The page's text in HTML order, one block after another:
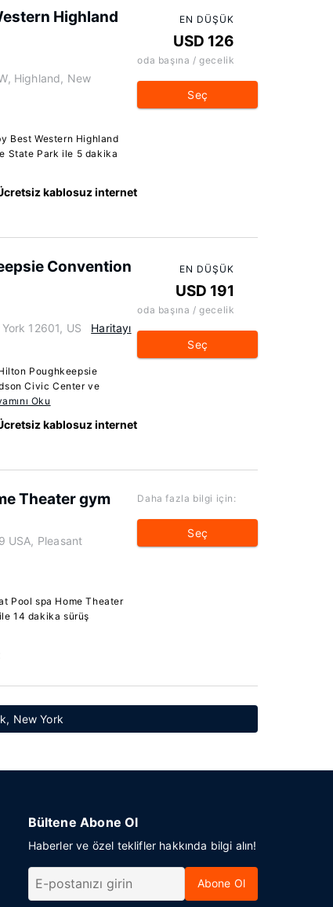
Highland
Highland, New
Best Western Highland
State Park ile 5 dakika
kablosuz internet
EN DÜŞÜK
USD 126
oda başına / gecelik
Seç
Convention
12601, US
Haritayı
Poughkeepsie
Civic Center ve
Oku
kablosuz internet
EN DÜŞÜK
USD 191
oda başına / gecelik
Seç
Theater gym
USA, Pleasant
Pool spa Home Theater
14 dakika sürüş
Daha fazla bilgi için:
Seç
New York
Bültene Abone Ol
Haberler ve özel teklifler hakkında bilgi alın!
Abone Ol